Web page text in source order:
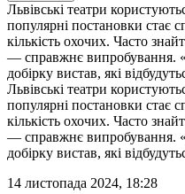
Львівські театри
популярні постановки стає
кількість охочих. Часто
— справжнє випробування.
добірку вистав, які
Львівські театри
популярні постановки стає
кількість охочих. Часто
— справжнє випробування.
добірку вистав, які
14 листопада 2024, 18:28